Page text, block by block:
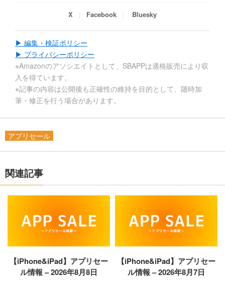
X Facebook Bluesky
▶ 編集・検証ポリシー
▶ プライバシーポリシー
※Amazonのアソシエイトとして、SBAPPは適格販売により収
入を得ています。
※記事の内容は公開後も正確性の維持を目的として、随時加
筆・修正を行う場合があります。
アプリセール
関連記事
【iPhone&iPad】アプリセー
ル情報 – 2026年8月8日
【iPhone&iPad】アプリセー
ル情報 – 2026年8月7日